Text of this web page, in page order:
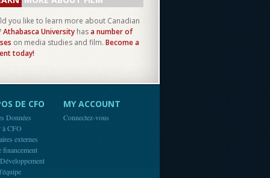
you like to learn more about Canadian
Athabasca University hasa number of
on media studies and film. Become a
today!
DE CFO
Données
à CFO
externes
financement
MY ACCOUNT
Connectez-vous